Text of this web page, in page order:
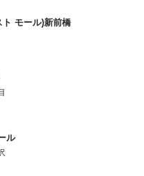
モール)新前橋
ル